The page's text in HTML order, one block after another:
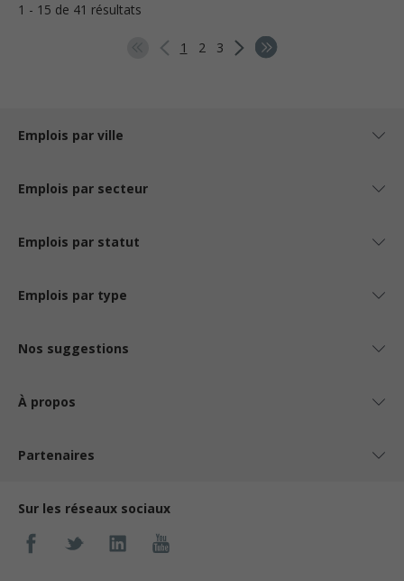
1 - 15 de 41 résultats
1 2 3
Emplois par ville
Emplois par secteur
Emplois par statut
Emplois par type
Nos suggestions
À propos
Partenaires
Sur les réseaux sociaux